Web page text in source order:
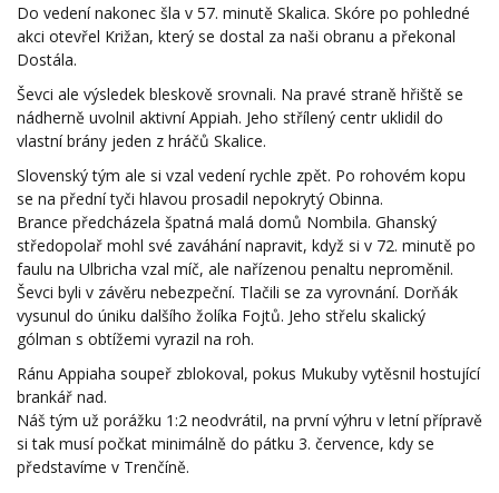
Do vedení nakonec šla v 57. minutě Skalica. Skóre po pohledné
akci otevřel Križan, který se dostal za naši obranu a překonal
Dostála.
Ševci ale výsledek bleskově srovnali. Na pravé straně hřiště se
nádherně uvolnil aktivní Appiah. Jeho střílený centr uklidil do
vlastní brány jeden z hráčů Skalice.
Slovenský tým ale si vzal vedení rychle zpět. Po rohovém kopu
se na přední tyči hlavou prosadil nepokrytý Obinna.
Brance předcházela špatná malá domů Nombila. Ghanský
středopolař mohl své zaváhání napravit, když si v 72. minutě po
faulu na Ulbricha vzal míč, ale nařízenou penaltu neproměnil.
Ševci byli v závěru nebezpeční. Tlačili se za vyrovnání. Dorňák
vysunul do úniku dalšího žolíka Fojtů. Jeho střelu skalický
gólman s obtížemi vyrazil na roh.
Ránu Appiaha soupeř zblokoval, pokus Mukuby vytěsnil hostující
brankář nad.
Náš tým už porážku 1:2 neodvrátil, na první výhru v letní přípravě
si tak musí počkat minimálně do pátku 3. července, kdy se
představíme v Trenčíně.